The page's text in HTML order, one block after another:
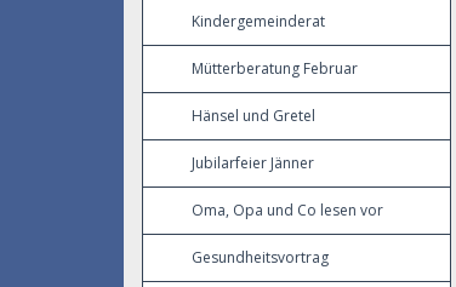
Kindergemeinderat
Mütterberatung Februar
Hänsel und Gretel
Jubilarfeier Jänner
Oma, Opa und Co lesen vor
Gesundheitsvortrag